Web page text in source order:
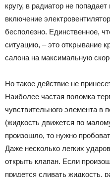
кругу, в радиатор не
включение
бесполезно. Единственное,
ситуацию, – это открывание
салона на максимальную
Но такое действие не
Наиболее частая поломка
чувствительного элемента в
(жидкость движется по
произошло, то нужно
Даже несколько легких
открыть клапан. Если
придется сливать жидкость,